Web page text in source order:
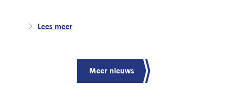
Lees meer
Meer nieuws